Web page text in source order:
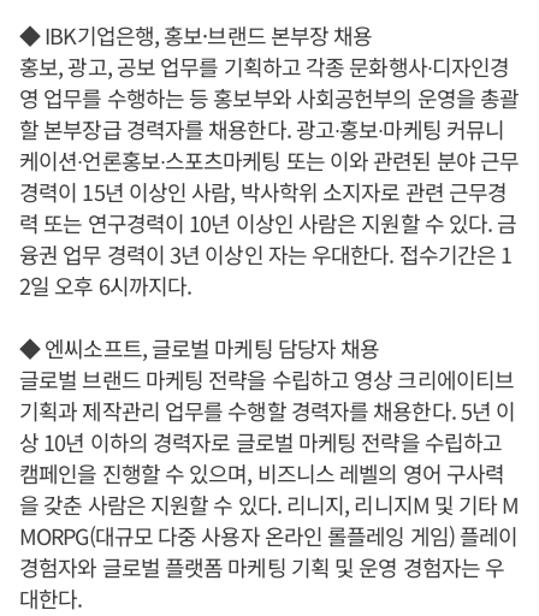
◆ IBK기업은행, 홍보·브랜드 본부장 채용
홍보, 광고, 공보 업무를 기획하고 각종 문화행사∙디자인경
영 업무를 수행하는 등 홍보부와 사회공헌부의 운영을 총괄
할 본부장급 경력자를 채용한다. 광고∙홍보∙마케팅 커뮤니
케이션∙언론홍보∙스포츠마케팅 또는 이와 관련된 분야 근무
경력이 15년 이상인 사람, 박사학위 소지자로 관련 근무경
력 또는 연구경력이 10년 이상인 사람은 지원할 수 있다. 금
융권 업무 경력이 3년 이상인 자는 우대한다. 접수기간은 1
2일 오후 6시까지다.
◆ 엔씨소프트, 글로벌 마케팅 담당자 채용
글로벌 브랜드 마케팅 전략을 수립하고 영상 크리에이티브
기획과 제작관리 업무를 수행할 경력자를 채용한다. 5년 이
상 10년 이하의 경력자로 글로벌 마케팅 전략을 수립하고
캠페인을 진행할 수 있으며, 비즈니스 레벨의 영어 구사력
을 갖춘 사람은 지원할 수 있다. 리니지, 리니지M 및 기타 M
MORPG(대규모 다중 사용자 온라인 롤플레잉 게임) 플레이
경험자와 글로벌 플랫폼 마케팅 기획 및 운영 경험자는 우
대한다.